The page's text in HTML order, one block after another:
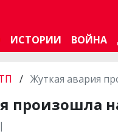
ИСТОРИИ ВОЙНА
/ Жуткая авария
произошла